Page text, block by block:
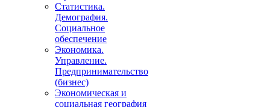
Статистика.
Демография.
Социальное
обеспечение
Экономика.
Управление.
Предпринимательство
(бизнес)
Экономическая и
социальная география